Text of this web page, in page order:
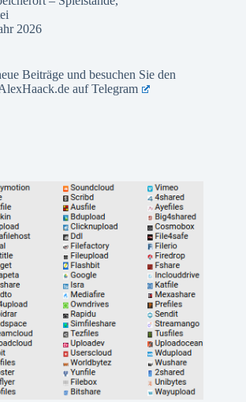
2026
Beiträge und besuchen Sie den
aufTelegram